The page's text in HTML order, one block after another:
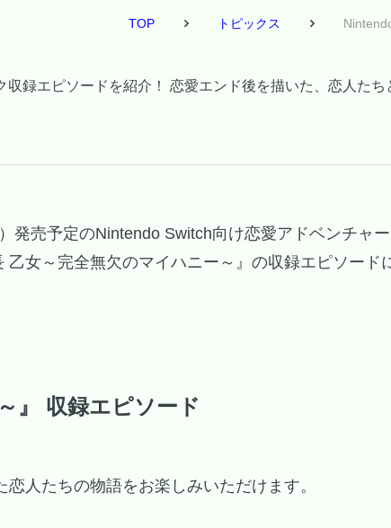
TOP トピックス
録エピソードを紹介！ 恋愛エンド後を描いた、恋人たち
発売予定のNintendo Switch向け恋愛アドベンチャ
女～完全無欠のマイハニー～』の収録エピソード
』 収録エピソード
人たちの物語をお楽しみいただけます。